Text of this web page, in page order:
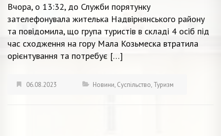
Вчора, о 13:32, до Служби порятунку
зателефонувала жителька Надвірнянського району
та повідомила, що група туристів в складі 4 осіб під
час сходження на гору Мала Козьмеска втратила
орієнтування та потребує […]
06.08.2023 Новини, Суспільство, Туризм